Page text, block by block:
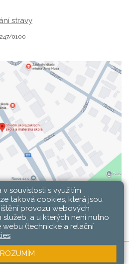
stravy
0100
|Mapa stránek
souvislosti s využitím
taková cookies, která jsou
provozu webových
a u kterých není nutno
webu (technické a relační
ROZUMÍM